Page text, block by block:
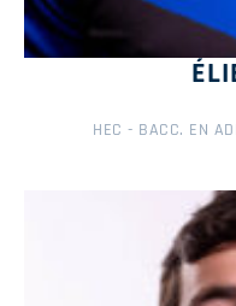
HEC - BACC. EN